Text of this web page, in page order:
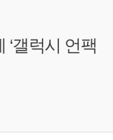
‘갤럭시 언팩